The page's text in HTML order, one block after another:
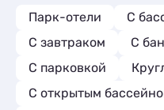
Парк-отели
С
С завтраком
С
С парковкой
С открытым